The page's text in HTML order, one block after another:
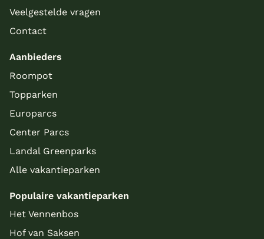
Veelgestelde vragen
Contact
Aanbieders
Roompot
Topparken
Europarcs
Center Parcs
Landal Greenparks
Alle vakantieparken
Populaire vakantieparken
Het Vennenbos
Hof van Saksen